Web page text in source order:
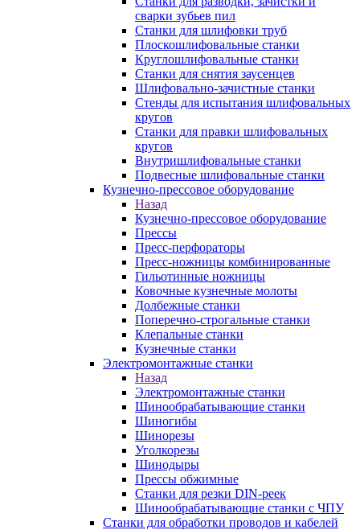
сварки зубьев пил
Станки для шлифовки труб
Плоскошлифовальные станки
Круглошлифовальные станки
Станки для снятия заусенцев
Шлифовально-зачистные станки
Стенды для испытания шлифовальных
кругов
Станки для правки шлифовальных
кругов
Внутришлифовальные станки
Подвесные шлифовальные станки
Кузнечно-прессовое оборудование
Назад
Кузнечно-прессовое оборудование
Прессы
Пресс-перфораторы
Пресс-ножницы комбинированные
Гильотинные ножницы
Ковочные кузнечные молоты
Долбежные станки
Поперечно-строгальные станки
Клепальные станки
Кузнечные станки
Электромонтажные станки
Назад
Электромонтажные станки
Шинообрабатывающие станки
Шиногибы
Шинорезы
Уголкорезы
Шинодыры
Прессы обжимные
Станки для резки DIN-реек
Шинообрабатывающие станки с ЧПУ
Станки для обработки проводов и кабелей